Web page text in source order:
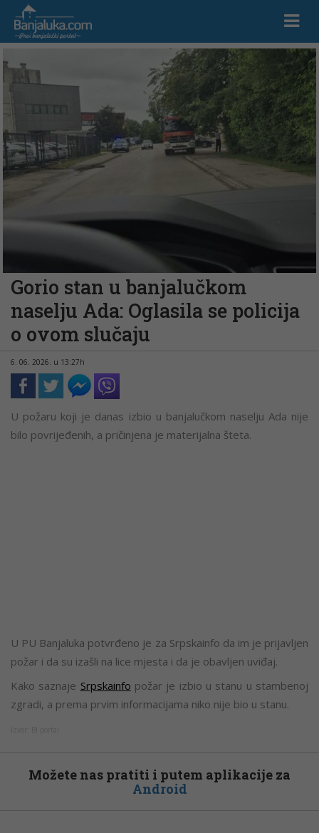
Gorio stan u banjalučkom
naselju Ada: Oglasila se policija
o ovom slučaju
6. 06. 2026. u 13:27h
U požaru koji je danas izbio u banjalučkom naselju Ada nije
bilo povrijeđenih, a pričinjena je materijalna šteta.
U PU Banjaluka potvrđeno je za Srpskainfo da im je prijavljen
požar i da su izašli na lice mjesta i da je obavljen uviđaj.
Kako saznaje Srpskainfo požar je izbio u stanu u stambenoj
zgradi, a prema prvim informacijama niko nije bio u stanu.
Možete nas pratiti i putem aplikacije za
Android